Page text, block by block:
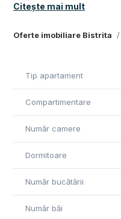
Oferte imobiliare Bistrita
Compartimentare: hol,
-situat la cateva minute de
-camerele sunt spatioase
PRET: 125.000 EURO
Pentru mai multe
vizionare, nu ezitati sa ne
Citește mai mult
Tip apartament
Compartimentare
Număr camere
Dormitoare
Număr bucătării
Număr băi